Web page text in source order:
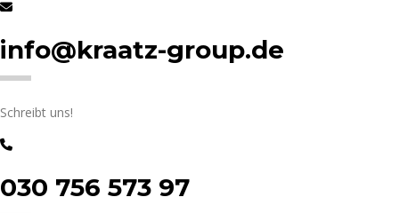
info@kraatz-group.de
Schreibt uns!
030 756 573 97